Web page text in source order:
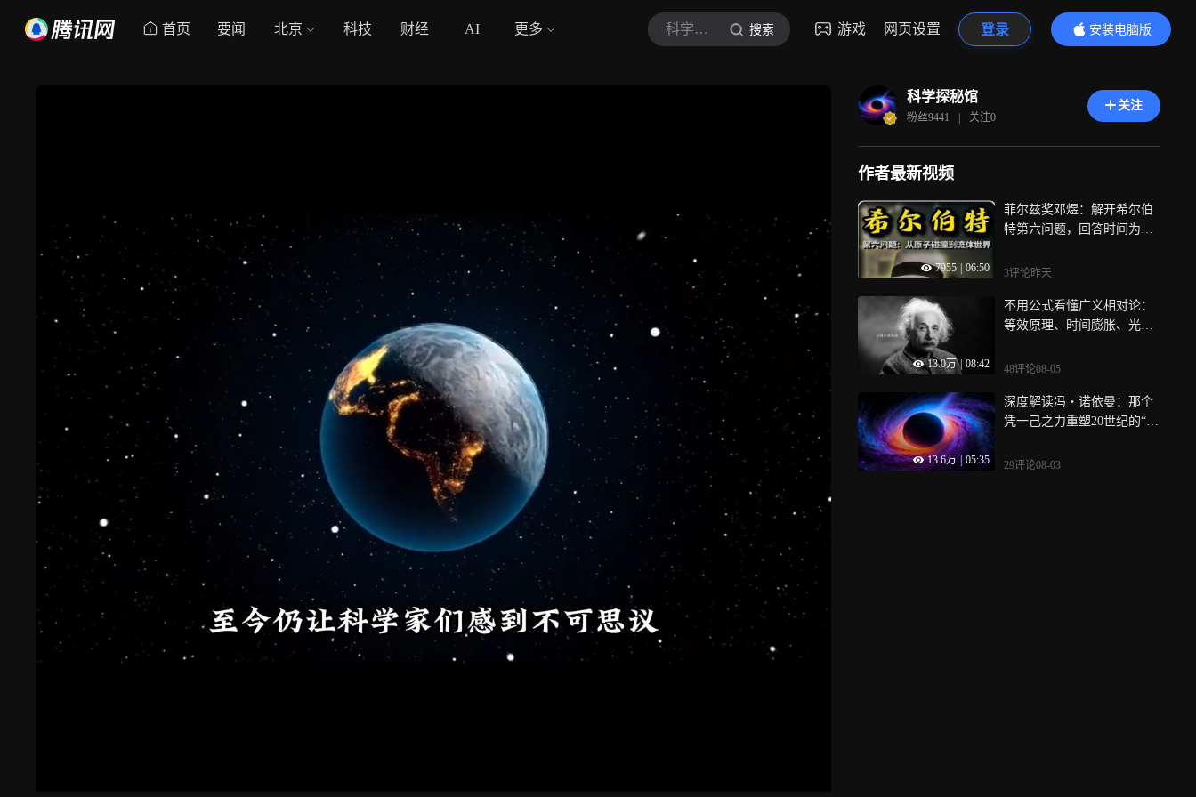
首页 要闻 北京 科技 财经 AI 更多 科学探秘馆 搜索 游戏 网页设置 登录
安装电脑版
内容更精彩
科学探秘馆
粉丝9441 | 关注0
关注
作者最新视频
7955 06:50
菲尔兹奖邓煜：解开希尔伯
特第六问题，回答时间为何
3评论昨天
13.0万 08:42
不用公式看懂广义相对论：
等效原理、时间膨胀、光线
48评论08-05
13.6万 05:35
深度解读冯・诺依曼：那个
凭一己之力重塑20世纪的“外
29评论08-03